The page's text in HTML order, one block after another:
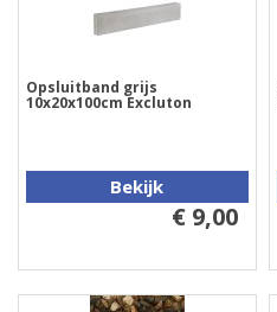
Opsluitband grijs
10x20x100cm Excluton
Bekijk
€ 9,00